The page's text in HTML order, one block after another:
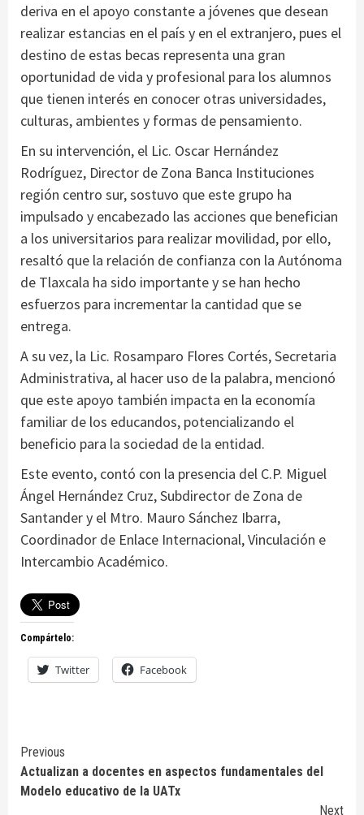
deriva en el apoyo constante a jóvenes que desean
realizar estancias en el país y en el extranjero, pues el
destino de estas becas representa una gran
oportunidad de vida y profesional para los alumnos
que tienen interés en conocer otras universidades,
culturas, ambientes y formas de pensamiento.
En su intervención, el Lic. Oscar Hernández
Rodríguez, Director de Zona Banca Instituciones
región centro sur, sostuvo que este grupo ha
impulsado y encabezado las acciones que benefician
a los universitarios para realizar movilidad, por ello,
resaltó que la relación de confianza con la Autónoma
de Tlaxcala ha sido importante y se han hecho
esfuerzos para incrementar la cantidad que se
entrega.
A su vez, la Lic. Rosamparo Flores Cortés, Secretaria
Administrativa, al hacer uso de la palabra, mencionó
que este apoyo también impacta en la economía
familiar de los educandos, potencializando el
beneficio para la sociedad de la entidad.
Este evento, contó con la presencia del C.P. Miguel
Ángel Hernández Cruz, Subdirector de Zona de
Santander y el Mtro. Mauro Sánchez Ibarra,
Coordinador de Enlace Internacional, Vinculación e
Intercambio Académico.
Compártelo:
Twitter Facebook
Continue
Reading
Previous
Actualizan a docentes en aspectos fundamentales del
Modelo educativo de la UATx
Next